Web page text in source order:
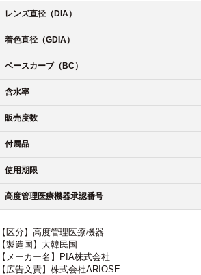
レンズ直径（DIA）
着色直径（GDIA）
ベースカーブ（BC）
含水率
販売度数
付属品
使用期限
高度管理医療機器承認番号
【区分】高度管理医療機器
【製造国】大韓民国
【メーカー名】PIA株式会社
【広告文責】株式会社ARIOSE